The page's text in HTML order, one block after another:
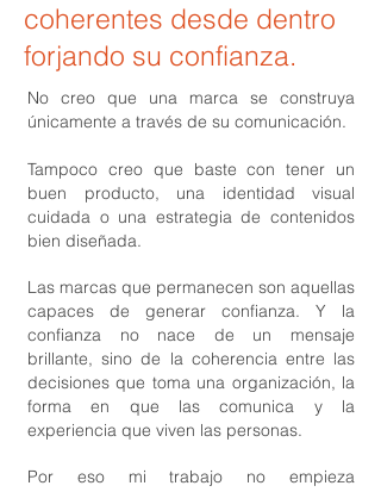
coherentes desde dentro
forjando su confianza.
No creo que una marca se construya
únicamente a través de su comunicación.
Tampoco creo que baste con tener un
buen producto, una identidad visual
cuidada o una estrategia de contenidos
bien diseñada.
Las marcas que permanecen son aquellas
capaces de generar confianza. Y la
confianza no nace de un mensaje
brillante, sino de la coherencia entre las
decisiones que toma una organización, la
forma en que las comunica y la
experiencia que viven las personas.
Por eso mi trabajo no empieza